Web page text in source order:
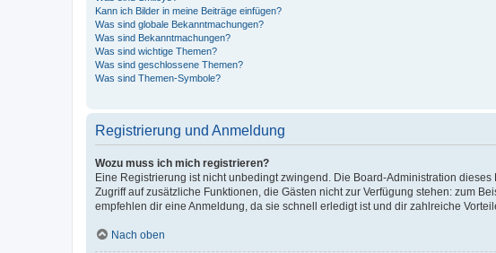
Kann ich Bilder in meine Beiträge einfügen?
Was sind globale Bekanntmachungen?
Was sind Bekanntmachungen?
Was sind wichtige Themen?
Was sind geschlossene Themen?
Was sind Themen-Symbole?
Registrierung und Anmeldung
Wozu muss ich mich registrieren?
Eine Registrierung ist nicht unbedingt zwingend. Die Board-Administration
Zugriff auf zusätzliche Funktionen, die Gästen nicht zur Verfügung stehen: zum
empfehlen dir eine Anmeldung, da sie schnell erledigt ist und dir zahlreiche
Nach oben